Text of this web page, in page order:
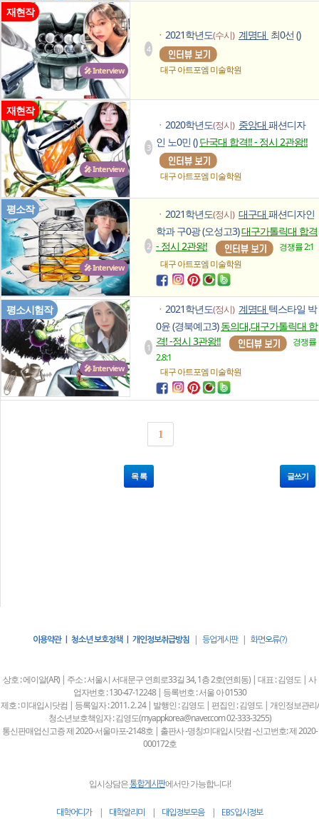
🎤 Interview
재현작
4
ㆍ 2021학년도(수시) 계명대 최0선 ()
대구 아트포엠미술학원
🎤 Interview
재현작
3
ㆍ 2020학년도(정시) 중앙대 패션디자
인 노0민 ()단국대 합격!! - 정시 2관왕!!
대구 아트포엠미술학원
🎤 Interview
평소작
2
ㆍ 2021학년도(정시) 대구대 패션디자인
학과 구0광 (오성고3)대구가톨릭대 합격
- 정시 2관왕!
경쟁률 2:1
대구 아트포엠미술학원
🎤 Interview
평소시험작
1
ㆍ 2021학년도(정시) 계명대 텍스타일 박
0윤 (경북예고3)동의대,대구가톨릭대 합
격! -정시 3관왕!!
경쟁률
2.8:1
대구 아트포엠미술학원
1
목 록 글쓰기
이용약관 | 청소년 보호정책 | 개인정보취급방침| 등업게시판| 화면오류(?)
상호 : 에이알(AR) | 주소 : 서울시 서대문구 연희로33길 34, 1층 2호(연희동) | 대표 : 김영도 | 사
업자번호 : 130-47-12248 | 등록번호 : 서울 아 01530
제호 : 미대입시닷컴 | 등록일자 : 2011. 2. 24 | 발행인 : 김영도 | 편집인 : 김영도 | 개인정보관리/
청소년보호책임자 : 김영도(myappkorea@naver.com 02-333-3255)
통신판매업신고증 제 2020-서울마포-2148호 | 출판사 -명칭:미대입시닷컴 -신고번호: 제 2020-
000172호
입시상담은통합게시판에서만 가능합니다!
대학어디가| 대학알리미 | 대입정보모음| EBS입시정보